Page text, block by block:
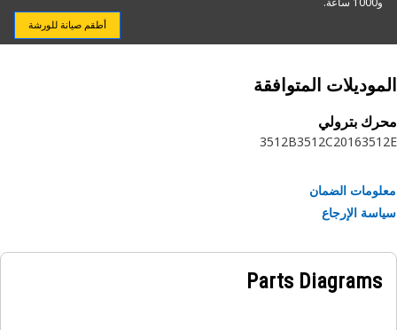
أطقم صيانة للورشة
المتوافقة
بترولي
2016
3512C
3512B
الضمان
الإرجاع
Parts Diagrams